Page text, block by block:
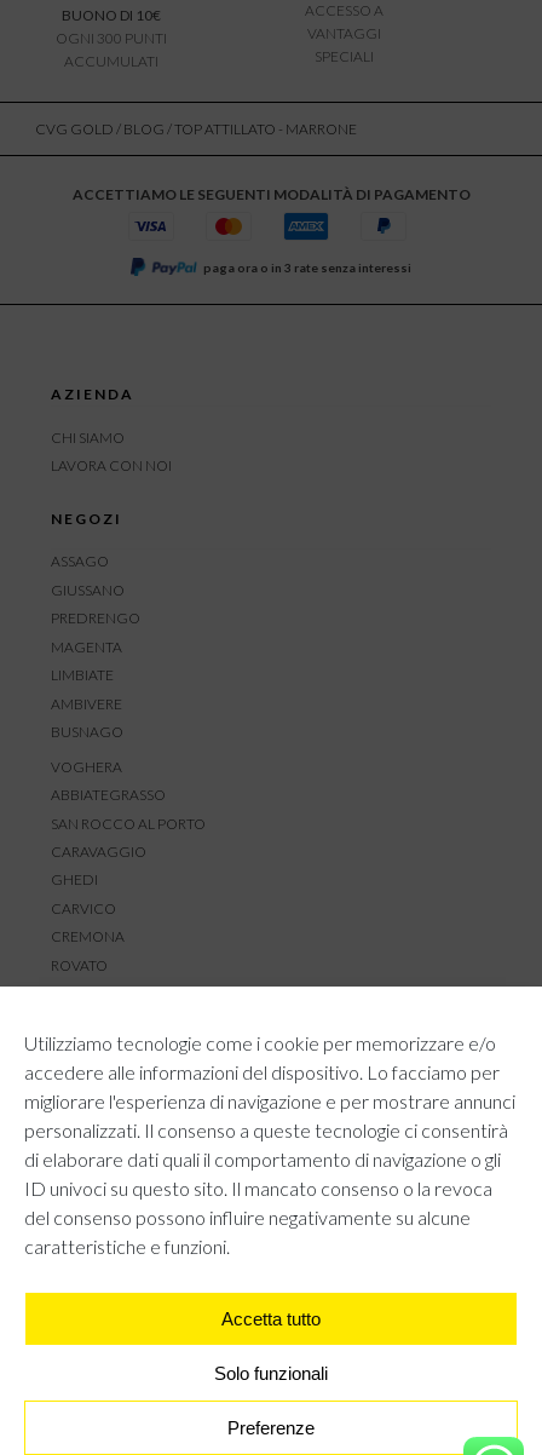
Utilizziamo tecnologie come i cookie per memorizzare e/o
accedere alle informazioni del dispositivo. Lo facciamo per
migliorare l'esperienza di navigazione e per mostrare annunci
personalizzati. Il consenso a queste tecnologie ci consentirà
di elaborare dati quali il comportamento di navigazione o gli
ID univoci su questo sito. Il mancato consenso o la revoca
del consenso possono influire negativamente su alcune
caratteristiche e funzioni.
Accetta tutto
Solo funzionali
Preferenze
TOP ATTILLATO - MARRONE
BUONO DI 10€
OGNI 300 PUNTI
ACCUMULATI
ACCESSO A
VANTAGGI
SPECIALI
CVG GOLD / BLOG / TOP ATTILLATO - MARRONE
ACCETTIAMO LE SEGUENTI MODALITÀ DI PAGAMENTO
paga ora o in 3 rate senza interessi
AZIENDA
CHI SIAMO
LAVORA CON NOI
NEGOZI
ASSAGO
GIUSSANO
PREDRENGO
MAGENTA
LIMBIATE
AMBIVERE
BUSNAGO
VOGHERA
ABBIATEGRASSO
SAN ROCCO AL PORTO
CARAVAGGIO
GHEDI
CARVICO
CREMONA
ROVATO
RESI E RIMBORSI
REGOLAMENTO LOYALTY
CONTATTACI
PRIVACY POLICY COOKIE POLICY
UNI GRUPPO S.R.L - Viale Angelo Filippetti 24, 20122 Milano.
All right reserved P.IVA 10405840967